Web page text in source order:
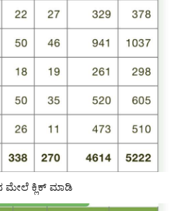
ಮೇಲೆ ಕ್ಲಿಕ್ ಮಾಡಿ